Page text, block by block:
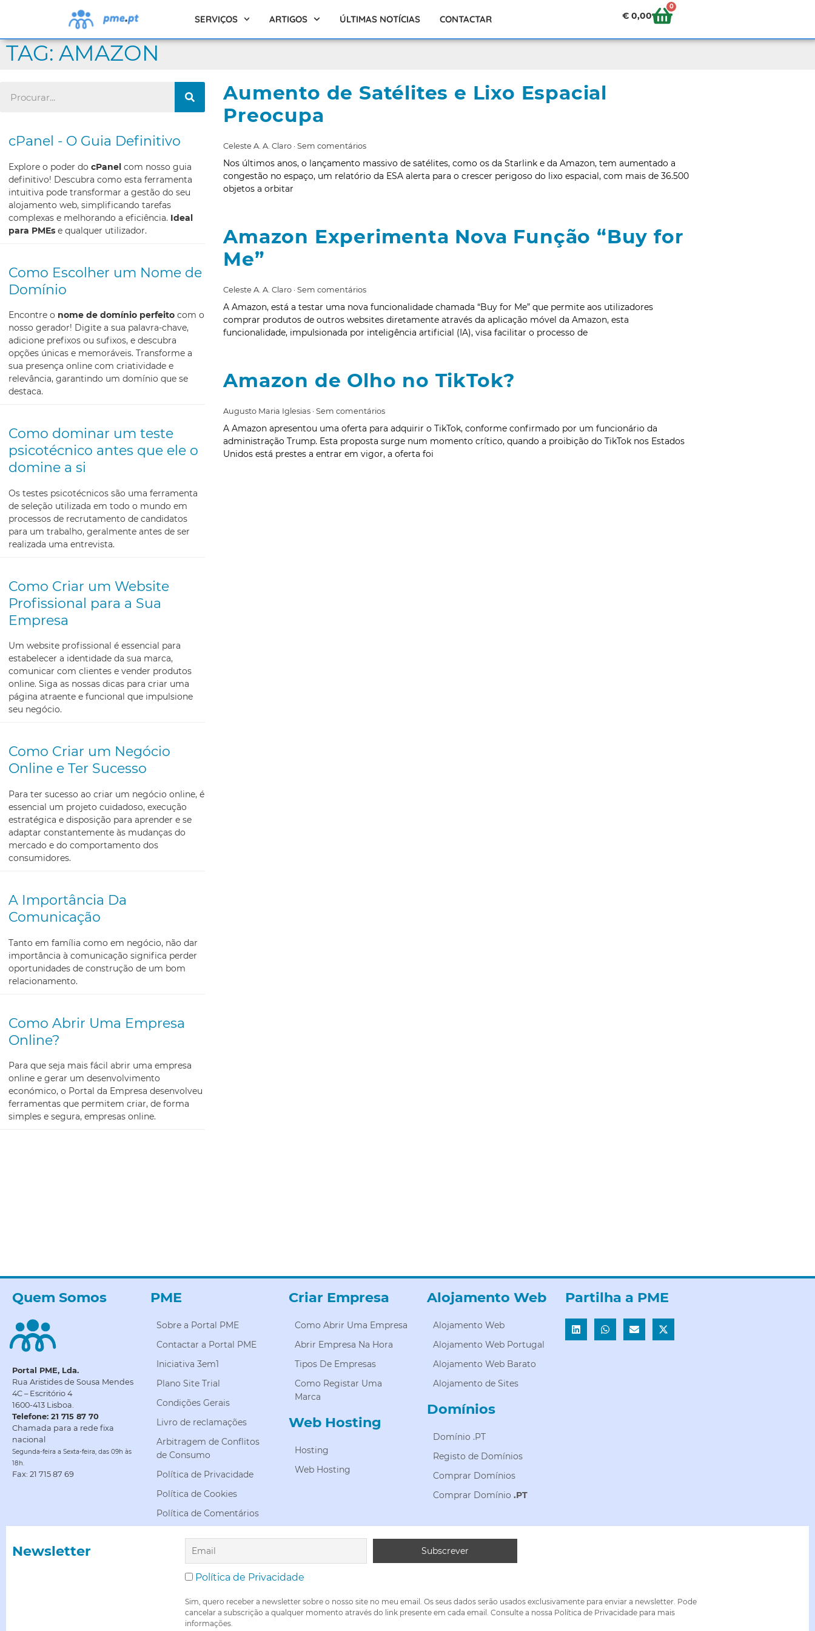
SERVIÇOS ARTIGOS ÚLTIMAS NOTÍCIAS CONTACTAR € 0,00
0
TAG: AMAZON
cPanel - O Guia Definitivo
Explore o poder do cPanel com nosso guia
definitivo! Descubra como esta ferramenta
intuitiva pode transformar a gestão do seu
alojamento web, simplificando tarefas
complexas e melhorando a eficiência. Ideal
para PMEs e qualquer utilizador.
Como Escolher um Nome de
Domínio
Encontre o nome de domínio perfeito com o
nosso gerador! Digite a sua palavra-chave,
adicione prefixos ou sufixos, e descubra
opções únicas e memoráveis. Transforme a
sua presença online com criatividade e
relevância, garantindo um domínio que se
destaca.
Como dominar um teste
psicotécnico antes que ele o
domine a si
Os testes psicotécnicos são uma ferramenta
de seleção utilizada em todo o mundo em
processos de recrutamento de candidatos
para um trabalho, geralmente antes de ser
realizada uma entrevista.
Como Criar um Website
Profissional para a Sua
Empresa
Um website profissional é essencial para
estabelecer a identidade da sua marca,
comunicar com clientes e vender produtos
online. Siga as nossas dicas para criar uma
página atraente e funcional que impulsione
seu negócio.
Como Criar um Negócio
Online e Ter Sucesso
Para ter sucesso ao criar um negócio online, é
essencial um projeto cuidadoso, execução
estratégica e disposição para aprender e se
adaptar constantemente às mudanças do
mercado e do comportamento dos
consumidores.
A Importância Da
Comunicação
Tanto em família como em negócio, não dar
importância à comunicação significa perder
oportunidades de construção de um bom
relacionamento.
Como Abrir Uma Empresa
Online?
Para que seja mais fácil abrir uma empresa
online e gerar um desenvolvimento
económico, o Portal da Empresa desenvolveu
ferramentas que permitem criar, de forma
simples e segura, empresas online.
Aumento de Satélites e Lixo Espacial
Preocupa
Celeste A. A. Claro Sem comentários
Nos últimos anos, o lançamento massivo de satélites, como os da Starlink e da Amazon, tem aumentado a
congestão no espaço, um relatório da ESA alerta para o crescer perigoso do lixo espacial, com mais de 36.500
objetos a orbitar
Amazon Experimenta Nova Função “Buy for
Me”
Celeste A. A. Claro Sem comentários
A Amazon, está a testar uma nova funcionalidade chamada “Buy for Me” que permite aos utilizadores
comprar produtos de outros websites diretamente através da aplicação móvel da Amazon, esta
funcionalidade, impulsionada por inteligência artificial (IA), visa facilitar o processo de
Amazon de Olho no TikTok?
Augusto Maria Iglesias Sem comentários
A Amazon apresentou uma oferta para adquirir o TikTok, conforme confirmado por um funcionário da
administração Trump. Esta proposta surge num momento crítico, quando a proibição do TikTok nos Estados
Unidos está prestes a entrar em vigor, a oferta foi
Quem Somos
Portal PME, Lda.
Rua Aristides de Sousa Mendes
4C – Escritório 4
1600-413 Lisboa.
Telefone: 21 715 87 70
Chamada para a rede fixa
nacional
Segunda-feira a Sexta-feira, das 09h às
18h.
Fax: 21 715 87 69
PME
Sobre a Portal PME
Contactar a Portal PME
Iniciativa 3em1
Plano Site Trial
Condições Gerais
Livro de reclamações
Arbitragem de Conflitos
de Consumo
Política de Privacidade
Política de Cookies
Política de Comentários
Criar Empresa
Como Abrir Uma Empresa
Abrir Empresa Na Hora
Tipos De Empresas
Como Registar Uma
Marca
Web Hosting
Hosting
Web Hosting
Alojamento Web
Alojamento Web
Alojamento Web Portugal
Alojamento Web Barato
Alojamento de Sites
Domínios
Domínio .PT
Registo de Domínios
Comprar Domínios
Comprar Domínio .PT
Partilha a PME
Newsletter
Política de Privacidade
Sim, quero receber a newsletter sobre o nosso site no meu email. Os seus dados serão usados exclusivamente para enviar a newsletter. Pode
cancelar a subscrição a qualquer momento através do link presente em cada email. Consulte a nossa Política de Privacidade para mais
informações.